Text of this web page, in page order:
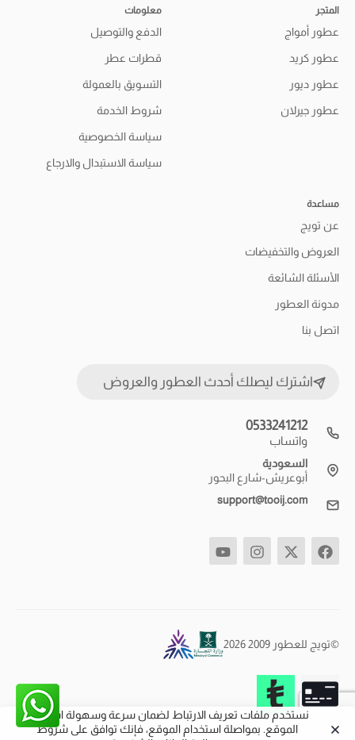
المتجر
عطور أمواج
عطور كريد
عطور ديور
عطور جيرلان
معلومات
الدفع والتوصيل
قطرات عطر
التسويق بالعمولة
شروط الخدمة
سياسة الخصوصية
سياسة الاستبدال والارجاع
مساعدة
عن تويج
العروض والتخفيضات
الأسئلة الشائعة
مدونة العطور
اتصل بنا
اشترك ليصلك أحدث العطور والعروض
0533241212
واتساب
السعودية
أبوعريش-شارع البحور
support@tooij.com
©تويج للعطور 2009 2026
نستخدم ملفات تعريف الارتباط لضمان سرعة وسهولة استخدام
الموقع. بمواصلة استخدام الموقع، فإنك توافق على شروط